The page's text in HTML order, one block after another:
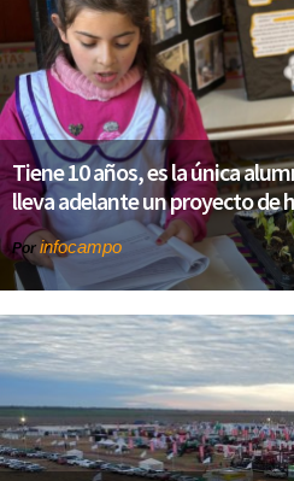
Tiene 10 años, es la única
lleva adelante un proyecto de
Por infocampo